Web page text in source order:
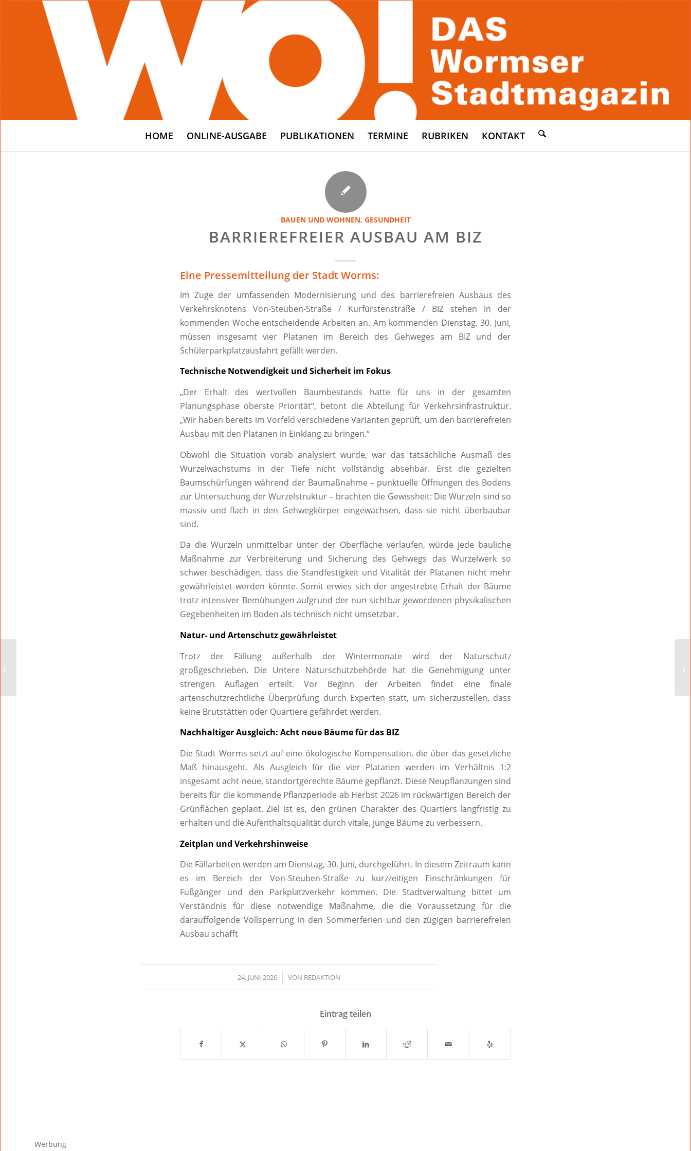
HOME ONLINE-AUSGABE PUBLIKATIONEN TERMINE RUBRIKEN KONTAKT
BAUEN UND WOHNEN, GESUNDHEIT
BARRIEREFREIER AUSBAU AM BIZ
Eine Pressemitteilung der Stadt Worms:
Im Zuge der umfassenden Modernisierung und des barrierefreien Ausbaus des
Verkehrsknotens Von-Steuben-Straße / Kurfürstenstraße / BIZ stehen in der
kommenden Woche entscheidende Arbeiten an. Am kommenden Dienstag, 30. Juni,
müssen insgesamt vier Platanen im Bereich des Gehweges am BIZ und der
Schülerparkplatzausfahrt gefällt werden.
Technische Notwendigkeit und Sicherheit im Fokus
„Der Erhalt des wertvollen Baumbestands hatte für uns in der gesamten
Planungsphase oberste Priorität“, betont die Abteilung für Verkehrsinfrastruktur.
„Wir haben bereits im Vorfeld verschiedene Varianten geprüft, um den barrierefreien
Ausbau mit den Platanen in Einklang zu bringen.“
Obwohl die Situation vorab analysiert wurde, war das tatsächliche Ausmaß des
Wurzelwachstums in der Tiefe nicht vollständig absehbar. Erst die gezielten
Baumschürfungen während der Baumaßnahme – punktuelle Öffnungen des Bodens
zur Untersuchung der Wurzelstruktur – brachten die Gewissheit: Die Wurzeln sind so
massiv und flach in den Gehwegkörper eingewachsen, dass sie nicht überbaubar
sind.
Da die Wurzeln unmittelbar unter der Oberfläche verlaufen, würde jede bauliche
Maßnahme zur Verbreiterung und Sicherung des Gehwegs das Wurzelwerk so
schwer beschädigen, dass die Standfestigkeit und Vitalität der Platanen nicht mehr
gewährleistet werden könnte. Somit erwies sich der angestrebte Erhalt der Bäume
trotz intensiver Bemühungen aufgrund der nun sichtbar gewordenen physikalischen
Gegebenheiten im Boden als technisch nicht umsetzbar.
Natur- und Artenschutz gewährleistet
Trotz der Fällung außerhalb der Wintermonate wird der Naturschutz
großgeschrieben. Die Untere Naturschutzbehörde hat die Genehmigung unter
strengen Auflagen erteilt. Vor Beginn der Arbeiten findet eine finale
artenschutzrechtliche Überprüfung durch Experten statt, um sicherzustellen, dass
keine Brutstätten oder Quartiere gefährdet werden.
Nachhaltiger Ausgleich: Acht neue Bäume für das BIZ
Die Stadt Worms setzt auf eine ökologische Kompensation, die über das gesetzliche
Maß hinausgeht. Als Ausgleich für die vier Platanen werden im Verhältnis 1:2
insgesamt acht neue, standortgerechte Bäume gepflanzt. Diese Neupflanzungen sind
bereits für die kommende Pflanzperiode ab Herbst 2026 im rückwärtigen Bereich der
Grünflächen geplant. Ziel ist es, den grünen Charakter des Quartiers langfristig zu
erhalten und die Aufenthaltsqualität durch vitale, junge Bäume zu verbessern.
Zeitplan und Verkehrshinweise
Die Fällarbeiten werden am Dienstag, 30. Juni, durchgeführt. In diesem Zeitraum kann
es im Bereich der Von-Steuben-Straße zu kurzzeitigen Einschränkungen für
Fußgänger und den Parkplatzverkehr kommen. Die Stadtverwaltung bittet um
Verständnis für diese notwendige Maßnahme, die die Voraussetzung für die
darauffolgende Vollsperrung in den Sommerferien und den zügigen barrierefreien
Ausbau schafft
24. JUNI 2026
/ VON REDAKTION
Eintrag teilen
Werbung